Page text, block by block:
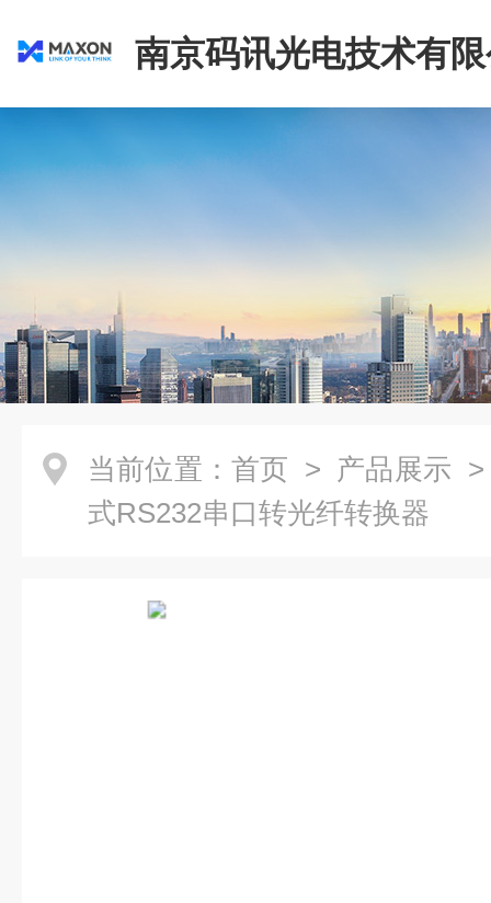
南京码讯光电技术有
当前位置： 首页 > 产品展示
式RS232串口转光纤转换器